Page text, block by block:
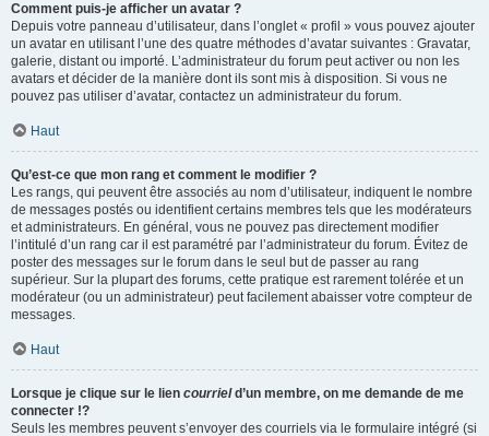
Comment puis-je afficher un avatar ?
Depuis votre panneau d’utilisateur, dans l’onglet « profil » vous pouvez ajouter
un avatar en utilisant l’une des quatre méthodes d’avatar suivantes : Gravatar,
galerie, distant ou importé. L’administrateur du forum peut activer ou non les
avatars et décider de la manière dont ils sont mis à disposition. Si vous ne
pouvez pas utiliser d’avatar, contactez un administrateur du forum.
Haut
Qu’est-ce que mon rang et comment le modifier ?
Les rangs, qui peuvent être associés au nom d’utilisateur, indiquent le nombre
de messages postés ou identifient certains membres tels que les modérateurs
et administrateurs. En général, vous ne pouvez pas directement modifier
l’intitulé d’un rang car il est paramétré par l’administrateur du forum. Évitez de
poster des messages sur le forum dans le seul but de passer au rang
supérieur. Sur la plupart des forums, cette pratique est rarement tolérée et un
modérateur (ou un administrateur) peut facilement abaisser votre compteur de
messages.
Haut
Lorsque je clique sur le lien courrield’un membre, on me demande de me
connecter !?
Seuls les membres peuvent s’envoyer des courriels via le formulaire intégré (si